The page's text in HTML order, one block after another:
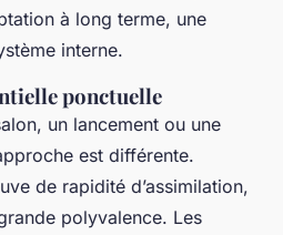
à long terme, une
interne.
ponctuelle
un lancement ou une
est différente.
de rapidité d’assimilation,
polyvalence. Les